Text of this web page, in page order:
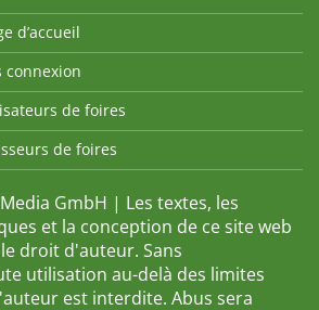
d’accueil
connexion
de foires
de foires
GmbH | Les textes, les
et la conception de ce site web
droit d'auteur. Sans
utilisation au-delà des limites
est interdite. Abus sera